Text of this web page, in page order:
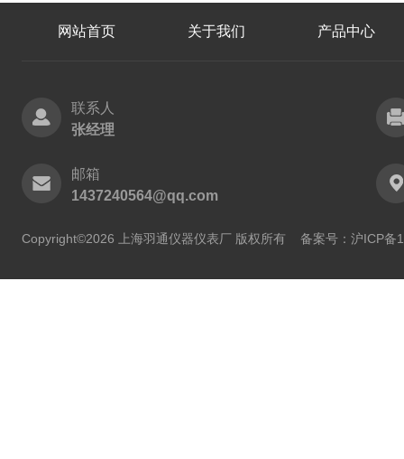
网站首页 关于我们 产品中心
联系人
张经理
邮箱
1437240564@qq.com
Copyright©2026 上海羽通仪器仪表厂 版权所有 备案号：沪ICP备